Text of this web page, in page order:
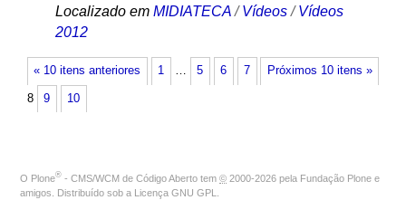
Localizado em MIDIATECA /Vídeos /Vídeos
2012
« 10 itens anteriores Próximos 10 itens »
1 … 5 6 7
8 9 10
O Plone® - CMS/WCM de Código Aberto tem © 2000-2026 pela Fundação Plone e
amigos. Distribuído sob a Licença GNU GPL